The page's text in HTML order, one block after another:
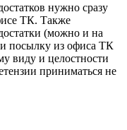
нужно сразу
ТК. Также
(можно и на
посылку из офиса ТК
виду и целостности
приниматься не